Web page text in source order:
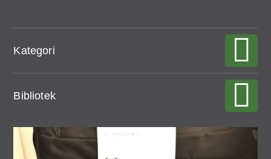
Arrangementer
Nyheter
Vi tilbyr
Kategori
Bibliotek